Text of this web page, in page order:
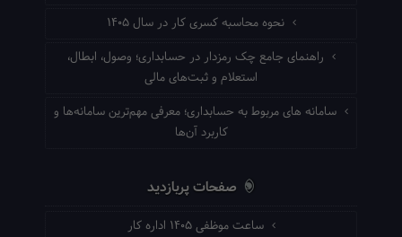
نحوه محاسبه کسری کار در سال ۱۴۰۵
راهنمای جامع چک رمزدار در حسابداری؛ وصول، ابطال،
استعلام و ثبت‌های مالی
سامانه های مربوط به حسابداری؛ معرفی مهم‌ترین سامانه‌ها و
کاربرد آن‌ها
صفحات پربازدید
ساعت موظفی ۱۴۰۵ اداره کار